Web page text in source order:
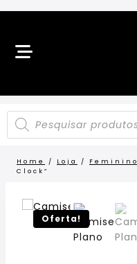
Home / Loja / Feminino
Clock”
Oferta!